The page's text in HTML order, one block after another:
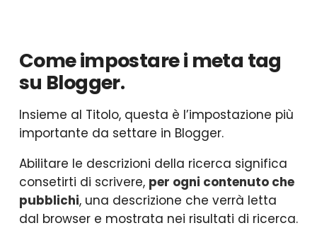
Come impostare i meta tag
su Blogger.
Insieme al Titolo, questa è l’impostazione più
importante da settare in Blogger.
Abilitare le descrizioni della ricerca significa
consetirti di scrivere, per ogni contenuto che
pubblichi, una descrizione che verrà letta
dal browser e mostrata nei risultati di ricerca.